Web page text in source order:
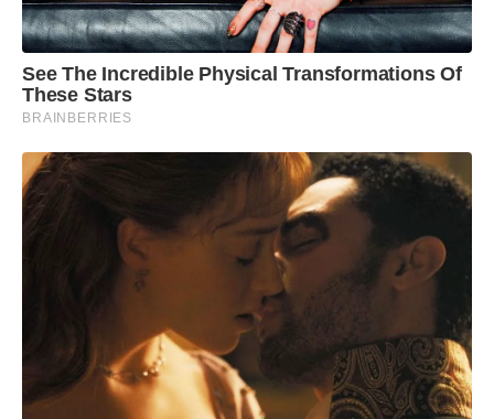
See The Incredible Physical Transformations Of
These Stars
BRAINBERRIES